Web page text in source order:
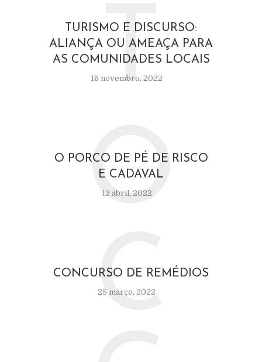
TURISMO E DISCURSO:
ALIANÇA OU AMEAÇA PARA
AS COMUNIDADES LOCAIS
16 novembro, 2022
T
O PORCO DE PÉ DE RISCO
E CADAVAL
12 abril, 2022
O
CONCURSO DE REMÉDIOS
25 março, 2022
C